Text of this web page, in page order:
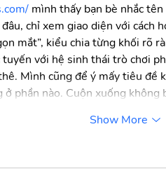
mình thấy bạn bè nhắc
chỉ xem giao diện với
mắt”, kiểu chia từng khối rõ
với hệ sinh thái trò chơi
Mình cũng để ý mấy tiêu đề
phần nào. Cuộn xuống không
Show More